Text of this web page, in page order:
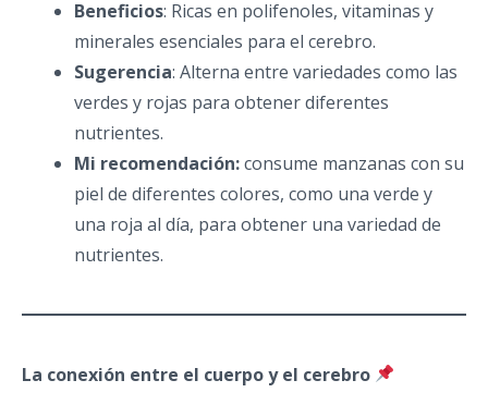
Beneficios: Ricas en polifenoles, vitaminas y
minerales esenciales para el cerebro.
Sugerencia: Alterna entre variedades como las
verdes y rojas para obtener diferentes
nutrientes.
Mi recomendación:consume manzanas con su
piel de diferentes colores, como una verde y
una roja al día, para obtener una variedad de
nutrientes.
La conexión entre el cuerpo y el cerebro